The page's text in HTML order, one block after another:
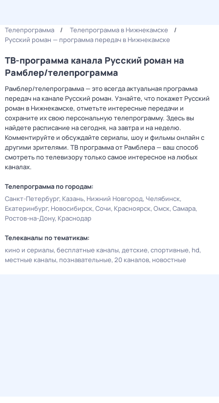
Телепрограмма
Телепрограмма в Нижнекамске
Русский роман — программа передач в Нижнекамске
ТВ-программа канала Русский роман на
Рамблер/телепрограмма
Рамблер/телепрограмма — это всегда актуальная программа
передач на канале Русский роман. Узнайте, что покажет Русский
роман в Нижнекамске, отметьте интересные передачи и
сохраните их свою персональную телепрограмму. Здесь вы
найдете расписание на сегодня, на завтра и на неделю.
Комментируйте и обсуждайте сериалы, шоу и фильмы онлайн с
другими зрителями. ТВ программа от Рамблера — ваш способ
смотреть по телевизору только самое интересное на любых
каналах.
Телепрограмма по городам:
Санкт-Петербург Казань Нижний Новгород Челябинск
Екатеринбург Новосибирск Сочи Красноярск Омск Самара
Ростов-на-Дону Краснодар
Телеканалы по тематикам:
кино и сериалы бесплатные каналы детские спортивные hd
местные каналы познавательные 20 каналов новостные